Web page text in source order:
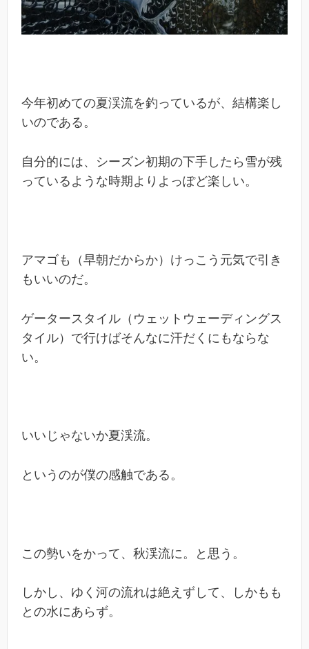
今年初めての夏渓流を釣っているが、結構楽し
いのである。
自分的には、シーズン初期の下手したら雪が残
っているような時期よりよっぽど楽しい。
アマゴも（早朝だからか）けっこう元気で引き
もいいのだ。
ゲータースタイル（ウェットウェーディングス
タイル）で行けばそんなに汗だくにもならな
い。
いいじゃないか夏渓流。
というのが僕の感触である。
この勢いをかって、秋渓流に。と思う。
しかし、ゆく河の流れは絶えずして、しかもも
との水にあらず。